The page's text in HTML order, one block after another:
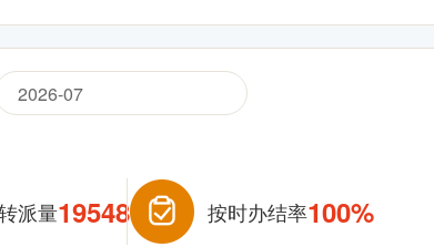
派量19548 按时办结率100%